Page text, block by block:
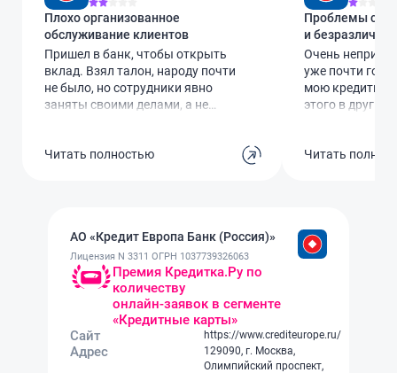
Плохо организованное
обслуживание клиентов
Пришел в банк, чтобы открыть
вклад. Взял талон, народу почти
не было, но сотрудники явно
заняты своими делами, а не
операционист даже не
как спешу я». Такое отношение
оттолкнуло, развернулся и ушел.
Жаль, процент по вкладу был
хороший, но если так тут с
клиентами обращаются, то лучше
не связываться.
Читать полностью
Проблемы с
и безразличие
Очень
уже почти год
мою
этого в других
почему так,
нервы –
Читать
АО «Кредит Европа Банк (Россия)»
Лицензия N 3311 ОГРН 1037739326063
Премия Кредитка.Ру по
количеству
онлайн-заявок в сегменте
«Кредитные карты»
Сайт
https://www.crediteurope.ru/
Адрес
129090, г. Москва,
Олимпийский проспект,